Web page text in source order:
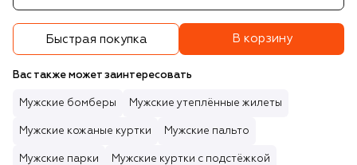
Быстрая покупка В корзину
Вас также может заинтересовать
Мужские бомберы Мужские утеплённые жилеты
Мужские кожаные куртки Мужские пальто
Мужские парки Мужские куртки с подстёжкой